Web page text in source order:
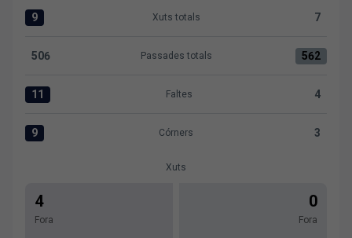
Xuts totals:Levante UD 9 versus Atlético de Madrid 7
9 Xuts totals 7
Passades totals:Levante UD 506 versus Atlético de
506 Passades totals 562
Faltes:Levante UD 11 versus Atlético de Madrid 4
11 Faltes 4
Córners:Levante UD 9 versus Atlético de Madrid 3
9 Córners 3
Xuts
4
Fora
0
Fora